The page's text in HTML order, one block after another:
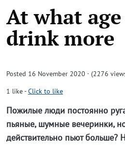
At what
drink more
Posted 16 November 2020 · (2276
1 like-Click to like
Пожилые люди постоянно
пьяные, шумные вечеринки,
действительно пьют больше?